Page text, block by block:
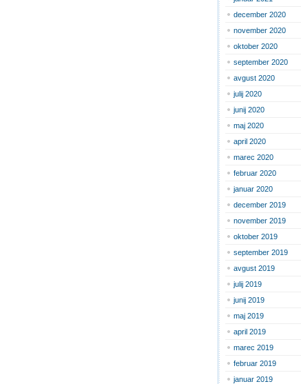
december 2020
november 2020
oktober 2020
september 2020
avgust 2020
julij 2020
junij 2020
maj 2020
april 2020
marec 2020
februar 2020
januar 2020
december 2019
november 2019
oktober 2019
september 2019
avgust 2019
julij 2019
junij 2019
maj 2019
april 2019
marec 2019
februar 2019
januar 2019